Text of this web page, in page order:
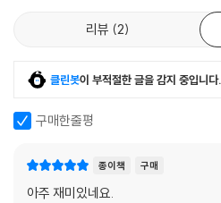
리뷰 2
클린봇이 부적절한 글을 감지 중입니다.
구매한줄평
종이책 구매
아주 재미있네요.